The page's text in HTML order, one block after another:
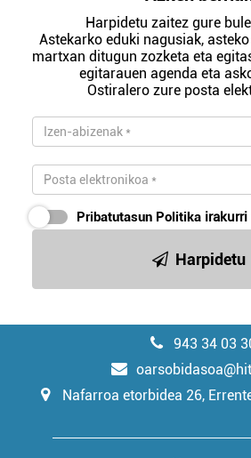
Harpidetu zaitez gure
Astekarko eduki nagusiak,
martxan ditugun zozketa eta
egitarauen agenda eta
Ostiralero zure posta
Pribatutasun Politika
Harpidetu
943 34 03
Nafarroa etorbidea 26,